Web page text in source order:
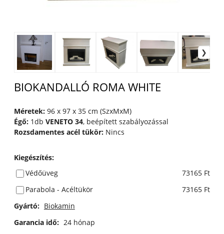
BIOKANDALLÓ ROMA WHITE
Méretek:96 x 97 x 35 cm (SzxMxM)
Égő:1db VENETO 34, beépített szabályozással
Rozsdamentes acél tükör:Nincs
Kiegészítés:
Védőüveg
73165 Ft
Parabola - Acéltükör
73165 Ft
Gyártó: Biokamin
Garancia idő: 24 hónap